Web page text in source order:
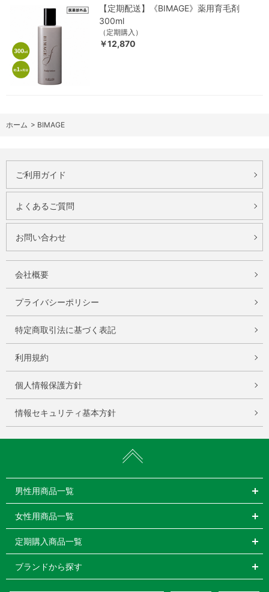
【定期配送】《BIMAGE》薬用育毛剤
300ml
（定期購入）
￥12,870
ホーム > BIMAGE
ご利用ガイド
よくあるご質問
お問い合わせ
会社概要
プライバシーポリシー
特定商取引法に基づく表記
利用規約
個人情報保護方針
情報セキュリティ基本方針
男性用商品一覧
女性用商品一覧
定期購入商品一覧
ブランドから探す